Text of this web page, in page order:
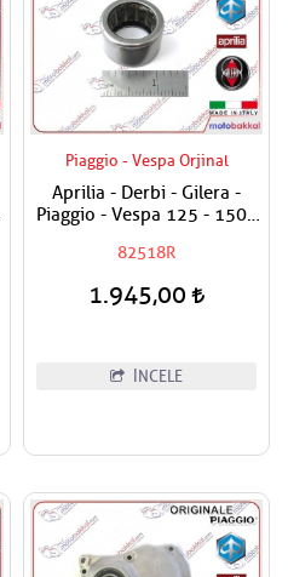
Piaggio - Vespa Orjinal
Aprilia - Derbi - Gilera -
Piaggio - Vespa 125 - 150 -
Varyatör Rulmanı - Masura
Bilya
82518R
1.945,00
İNCELE